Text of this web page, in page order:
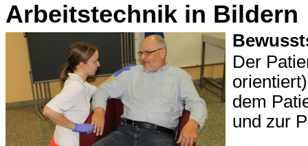
Arbeitstechnik in Bildern
Der
dem
und zur